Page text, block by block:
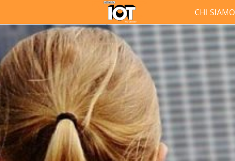
CHI SIAMO